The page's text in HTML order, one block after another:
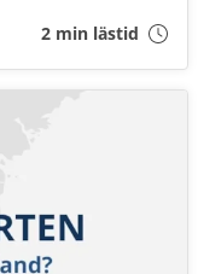
2 min lästid